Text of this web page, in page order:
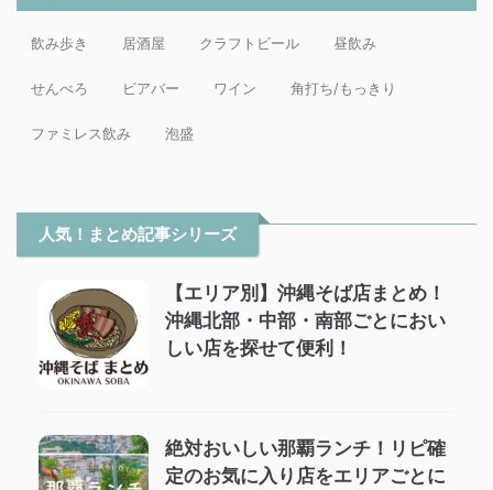
飲み歩き 居酒屋 クラフトビール 昼飲み
せんべろ ビアバー ワイン 角打ち/もっきり
ファミレス飲み 泡盛
人気！まとめ記事シリーズ
【エリア別】沖縄そば店まとめ！
沖縄北部・中部・南部ごとにおい
しい店を探せて便利！
絶対おいしい那覇ランチ！リピ確
定のお気に入り店をエリアごとに